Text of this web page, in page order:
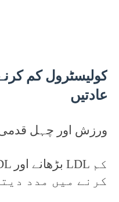
کولیسٹرول کم
عادتیں
1. ورزش اور چہل
کرنے میں مدد